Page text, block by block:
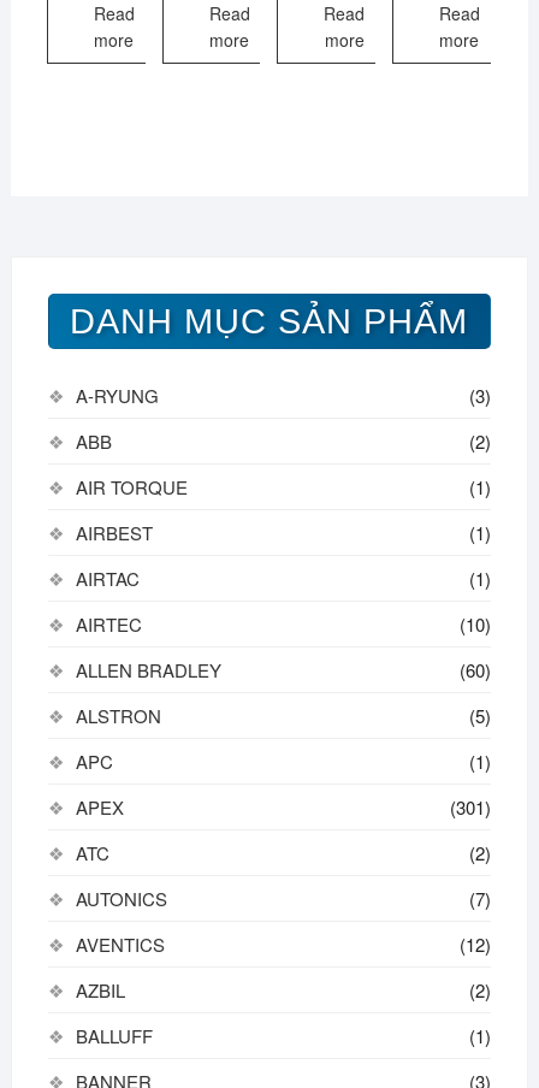
Read
more
Read
more
Read
more
Read
more
DANH MỤC SẢN PHẨM
A-RYUNG
(3)
ABB
(2)
AIR TORQUE
(1)
AIRBEST
(1)
AIRTAC
(1)
AIRTEC
(10)
ALLEN BRADLEY
(60)
ALSTRON
(5)
APC
(1)
APEX
(301)
ATC
(2)
AUTONICS
(7)
AVENTICS
(12)
AZBIL
(2)
BALLUFF
(1)
BANNER
(3)